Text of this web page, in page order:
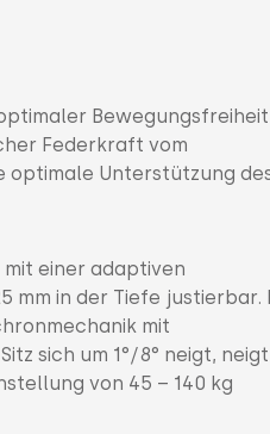
Bewegungsfreiheit
Federkraft vom
optimale Unterstützung
einer adaptiven
mm in der Tiefe justierbar.
mit
sich um 1°/8° neigt,
von 45 – 140 kg